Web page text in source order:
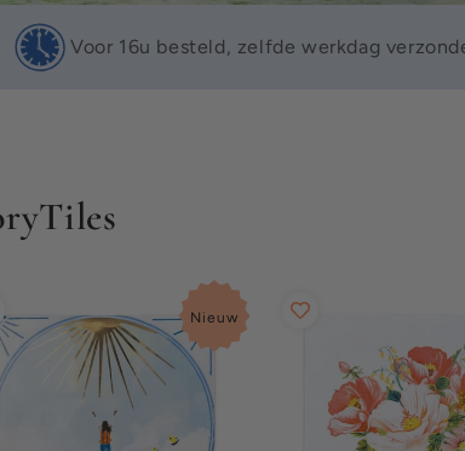
Voor 16u besteld, zelfde werkdag
Nieuw